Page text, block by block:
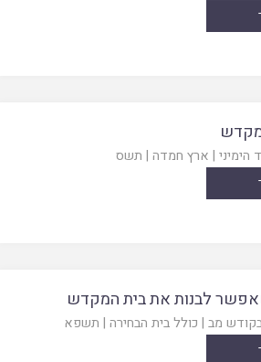
הימיני | ארץ חמדה | תשס
לבנות את בית המקדש
מב | כולל בית הבחירה | תשפא